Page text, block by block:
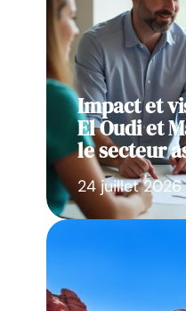
Impact et
El Oudi et
le secteur
24 juillet 2026